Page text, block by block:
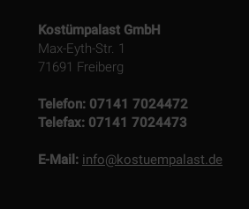
Kostümpalast GmbH
Max-Eyth-Str. 1
71691 Freiberg
Telefon: 07141 7024472
Telefax: 07141 7024473
E-Mail: info@kostuempalast.de